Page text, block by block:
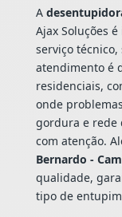
A
Ajax Soluções
serviço
atendimento é
residenciais,
onde
gordura e rede
com atenção.
Bernardo -
qualidade,
tipo de